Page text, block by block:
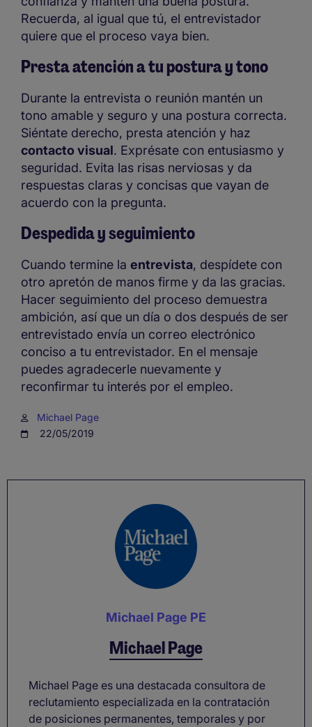
Recuerda, al igual que tú, el entrevistador
quiere que el proceso vaya bien.
Presta atención a tu postura y tono
Durante la entrevista o reunión mantén un
tono amable y seguro y una postura correcta.
Siéntate derecho, presta atención y haz
contacto visual. Exprésate con entusiasmo y
seguridad. Evita las risas nerviosas y da
respuestas claras y concisas que vayan de
acuerdo con la pregunta.
Despedida y seguimiento
Cuando termine la entrevista, despídete con
otro apretón de manos firme y da las gracias.
Hacer seguimiento del proceso demuestra
ambición, así que un día o dos después de ser
entrevistado envía un correo electrónico
conciso a tu entrevistador. En el mensaje
puedes agradecerle nuevamente y
reconfirmar tu interés por el empleo.
Michael Page
22/05/2019
Michael Page PE
Michael Page
Michael Page es una destacada consultora de
reclutamiento especializada en la contratación
de posiciones permanentes, temporales y por